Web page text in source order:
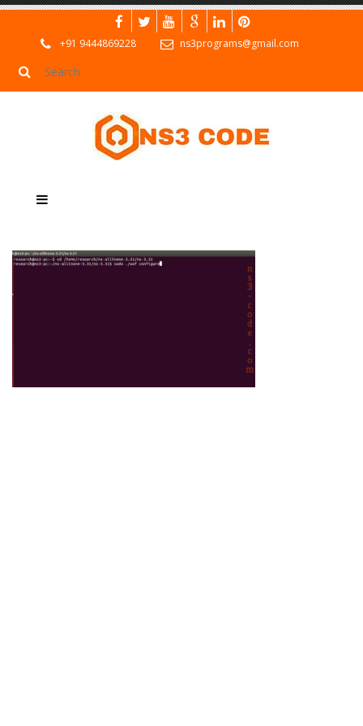
+91 9444869228 ns3programs@gmail.com